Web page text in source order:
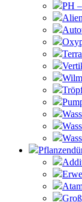
PH